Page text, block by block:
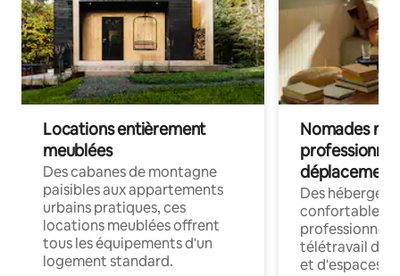
Locations entièrement
meublées
Des cabanes de montagne
paisibles aux appartements
urbains pratiques, ces
locations meublées offrent
tous les équipements d'un
logement standard.
Nomades
déplacement
Des
confortables
professionnels
télétravail
et d'espaces